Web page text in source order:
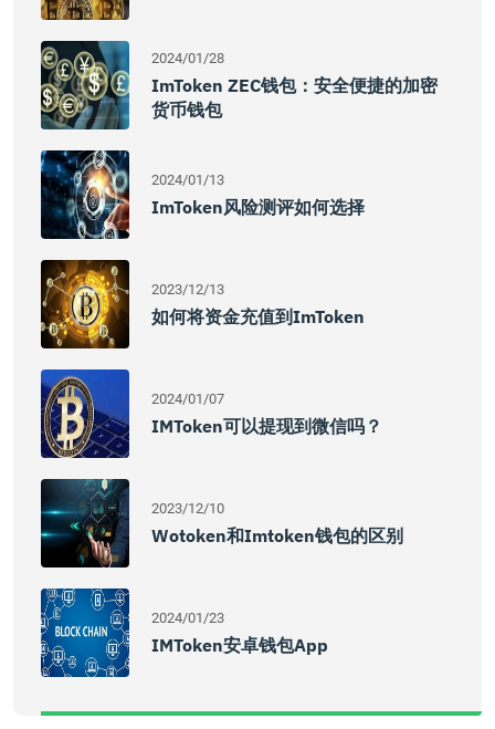
2024/01/28
ImToken ZEC钱包：安全便捷的加密
货币钱包
2024/01/13
ImToken风险测评如何选择
2023/12/13
如何将资金充值到imToken
2024/01/07
IMToken可以提现到微信吗？
2023/12/10
Wotoken和Imtoken钱包的区别
2024/01/23
IMToken安卓钱包App